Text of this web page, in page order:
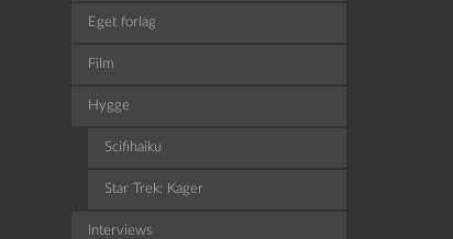
Eget forlag
Film
Hygge
Scifihaiku
Star Trek: Kager
Interviews